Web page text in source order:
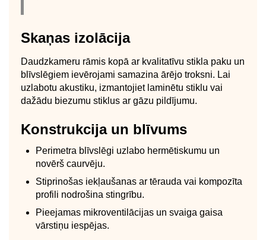
Skaņas izolācija
Daudzkameru rāmis kopā ar kvalitatīvu stikla paku un
blīvslēgiem ievērojami samazina ārējo troksni. Lai
uzlabotu akustiku, izmantojiet laminētu stiklu vai
dažādu biezumu stiklus ar gāzu pildījumu.
Konstrukcija un blīvums
Perimetra blīvslēgi uzlabo hermētiskumu un
novērš caurvēju.
Stiprinošas iekļaušanas ar tērauda vai kompozīta
profili nodrošina stingrību.
Pieejamas mikroventilācijas un svaiga gaisa
vārstiņu iespējas.